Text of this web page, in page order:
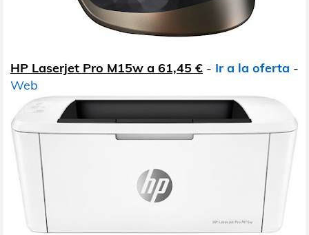
HP Laserjet Pro M15w a 61,45 € - Ir a la oferta -
Web